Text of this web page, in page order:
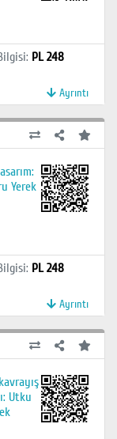
: PL 248
Ayrıntı
Yerek
: PL 248
Ayrıntı
Utku